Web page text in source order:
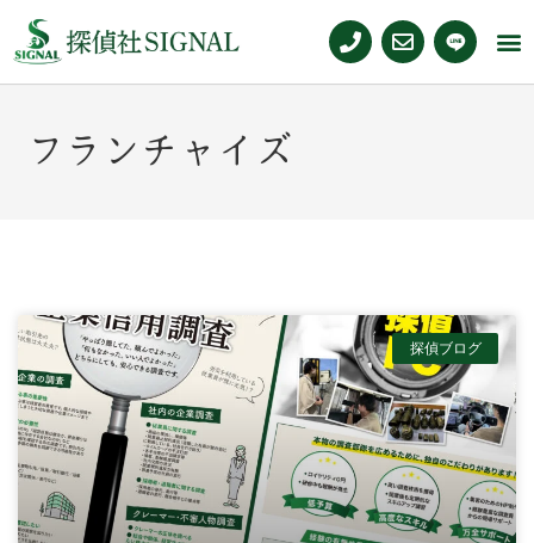
フランチャイズ
探偵ブログ